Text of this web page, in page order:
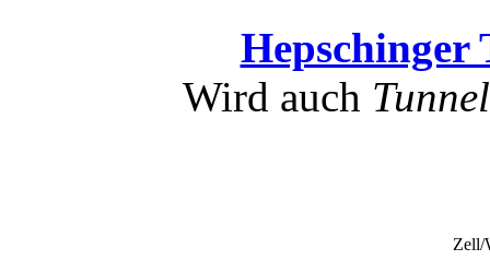
Hepschinger
Wird auch
Zell/